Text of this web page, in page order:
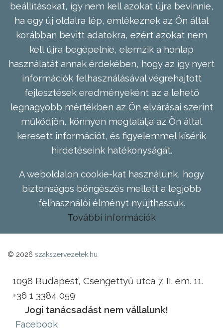
beállításokat, így nem kell azokat újra bevinnie,
ha egy új oldalra lép, emlékeznek az Ön által
korábban bevitt adatokra, ezért azokat nem
kell újra begépelnie, elemzik a honlap
használatát annak érdekében, hogy az így nyert
információk felhasználásával végrehajtott
fejlesztések eredményeként az a lehető
legnagyobb mértékben az Ön elvárásai szerint
működjön, könnyen megtalálja az Ön által
keresett információt, és figyelemmel kísérik
hirdetéseink hatékonyságát.
A weboldalon cookie-kat használunk, hogy
biztonságos böngészés mellett a legjobb
felhasználói élményt nyújthassuk.
További információk
© 2026 szakszervezetek.hu
1098 Budapest, Csengettyű utca 7. II. em. 11.
+36 1 3384 059
Jogi tanácsadást nem vállalunk!
Facebook